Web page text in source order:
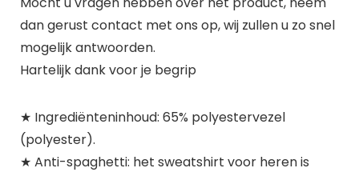
dan gerust contact met ons op, wij zullen u zo snel
mogelijk antwoorden.
Hartelijk dank voor je begrip
★ Ingrediënteninhoud: 65% polyestervezel
(polyester).
★ Anti-spaghetti: het sweatshirt voor heren is